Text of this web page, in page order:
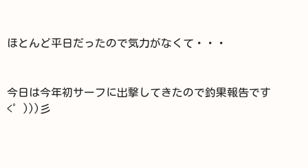
ほとんど平日だったので気力がなくて・・・
今日は今年初サーフに出撃してきたので釣果報告です
<゜)))彡